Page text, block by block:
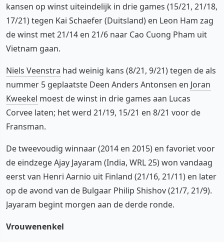
kansen op winst uiteindelijk in drie games (15/21, 21/18,
17/21) tegen Kai Schaefer (Duitsland) en Leon Ham zag
de winst met 21/14 en 21/6 naar Cao Cuong Pham uit
Vietnam gaan.
Niels Veenstra had weinig kans (8/21, 9/21) tegen de als
nummer 5 geplaatste Deen Anders Antonsen en Joran
Kweekel moest de winst in drie games aan Lucas
Corvee laten; het werd 21/19, 15/21 en 8/21 voor de
Fransman.
De tweevoudig winnaar (2014 en 2015) en favoriet voor
de eindzege Ajay Jayaram (India, WRL 25) won vandaag
eerst van Henri Aarnio uit Finland (21/16, 21/11) en later
op de avond van de Bulgaar Philip Shishov (21/7, 21/9).
Jayaram begint morgen aan de derde ronde.
Vrouwenenkel